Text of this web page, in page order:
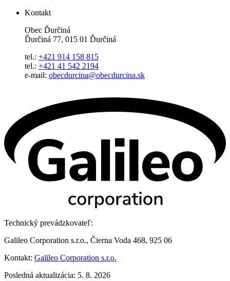
Kontakt
Obec Ďurčiná
Ďurčiná 77, 015 01 Ďurčiná
tel.: +421 914 158 815
tel.: +421 41 542 2194
e-mail: obecdurcina@obecdurcina.sk
Technický prevádzkovateľ:
Galileo Corporation s.r.o., Čierna Voda 468, 925 06
Kontakt: Galileo Corporation s.r.o.
Posledná aktualizácia: 5. 8. 2026